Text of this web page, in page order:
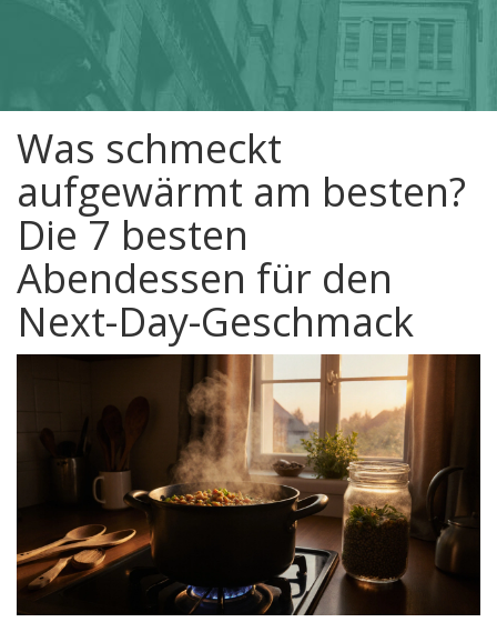
Was schmeckt
aufgewärmt am besten?
Die 7 besten
Abendessen für den
Next-Day-Geschmack